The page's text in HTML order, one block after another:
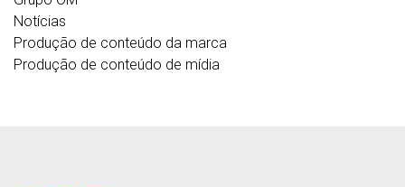
Notícias
Produção de conteúdo da marca
Produção de conteúdo de mídia